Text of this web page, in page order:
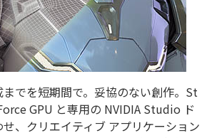
でを短期間で。妥協のない創作。St
GPU と専用の NVIDIA Studio ド
、クリエイティブ アプリケーション